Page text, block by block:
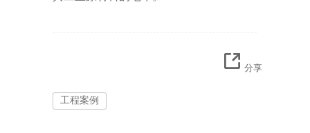
分享
工程案例